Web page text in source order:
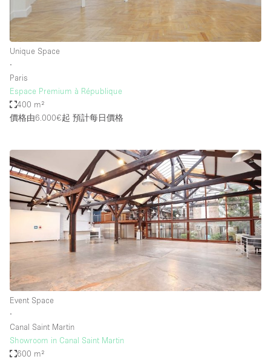
Unique Space
∙
Paris
Espace Premium à République
400 m²
價格由6.000€起 預計每日價格
Event Space
∙
Canal Saint Martin
Showroom in Canal Saint Martin
600 m²